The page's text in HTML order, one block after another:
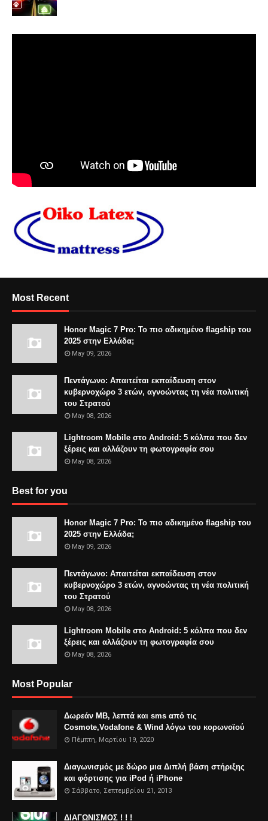
Most Recent
Honor Magic 7 Pro: Το πιο αδικημένο flagship του
2025 στην Ελλάδα;
May 09, 2026
Πεντάγωνο: Απαιτείται εκπαίδευση στον
κυβερνοχώρο 3 ετών, αγνοώντας τη νέα πολιτική
του Στρατού
May 08, 2026
Lightroom Mobile στο Android: 5 κόλπα που δεν
ξέρεις και αλλάζουν τη φωτογραφία σου
May 08, 2026
Best for you
Honor Magic 7 Pro: Το πιο αδικημένο flagship του
2025 στην Ελλάδα;
May 09, 2026
Πεντάγωνο: Απαιτείται εκπαίδευση στον
κυβερνοχώρο 3 ετών, αγνοώντας τη νέα πολιτική
του Στρατού
May 08, 2026
Lightroom Mobile στο Android: 5 κόλπα που δεν
ξέρεις και αλλάζουν τη φωτογραφία σου
May 08, 2026
Most Popular
Δωρεάν MB, λεπτά και sms από τις
Cosmote,Vodafone & Wind λόγω του κορωνοϊού
Πέμπτη, Μαρτίου 19, 2020
Διαγωνισμός με δώρο μια Διπλή βάση στήριξης
και φόρτισης για iPod ή iPhone
Σάββατο, Σεπτεμβρίου 21, 2013
ΔΙΑΓΩΝΙΣΜΟΣ ! ! !